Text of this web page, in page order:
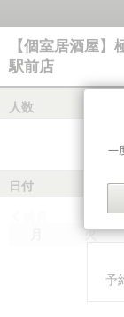
【個室居酒屋
駅前店
人数
日付
火
予
一